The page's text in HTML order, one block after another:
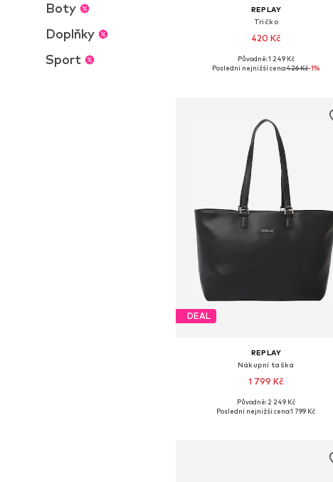
Boty
Doplňky
Sport
REPLAY
Tričko
420 Kč
Dostupné velikosti: XS, S, M, L
Původně: 1 249 Kč
Poslední nejnižší cena:426 Kč-1%
DEAL
REPLAY
Nákupní taška
1 799 Kč
Dostupné velikosti: One Size
Původně: 2 249 Kč
Poslední nejnižší cena:1 799 Kč